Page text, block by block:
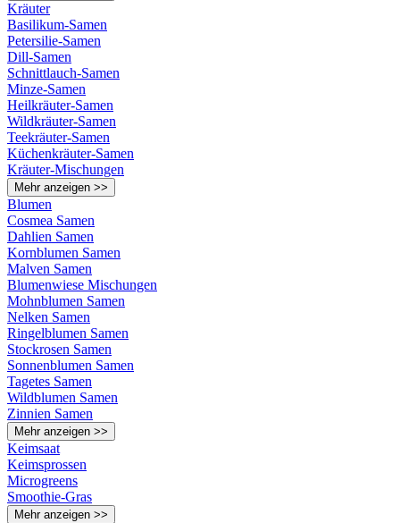
Kräuter
Basilikum-Samen
Petersilie-Samen
Dill-Samen
Schnittlauch-Samen
Minze-Samen
Heilkräuter-Samen
Wildkräuter-Samen
Teekräuter-Samen
Küchenkräuter-Samen
Kräuter-Mischungen
Mehr anzeigen >>
Blumen
Cosmea Samen
Dahlien Samen
Kornblumen Samen
Malven Samen
Blumenwiese Mischungen
Mohnblumen Samen
Nelken Samen
Ringelblumen Samen
Stockrosen Samen
Sonnenblumen Samen
Tagetes Samen
Wildblumen Samen
Zinnien Samen
Mehr anzeigen >>
Keimsaat
Keimsprossen
Microgreens
Smoothie-Gras
Mehr anzeigen >>